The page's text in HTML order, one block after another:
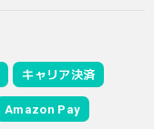
キャリア決済
Amazon Pay